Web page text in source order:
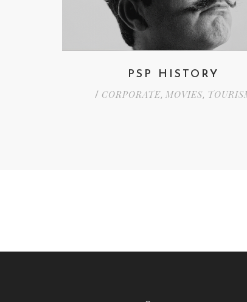
PSP HISTORY
/ CORPORATE, MOVIES,